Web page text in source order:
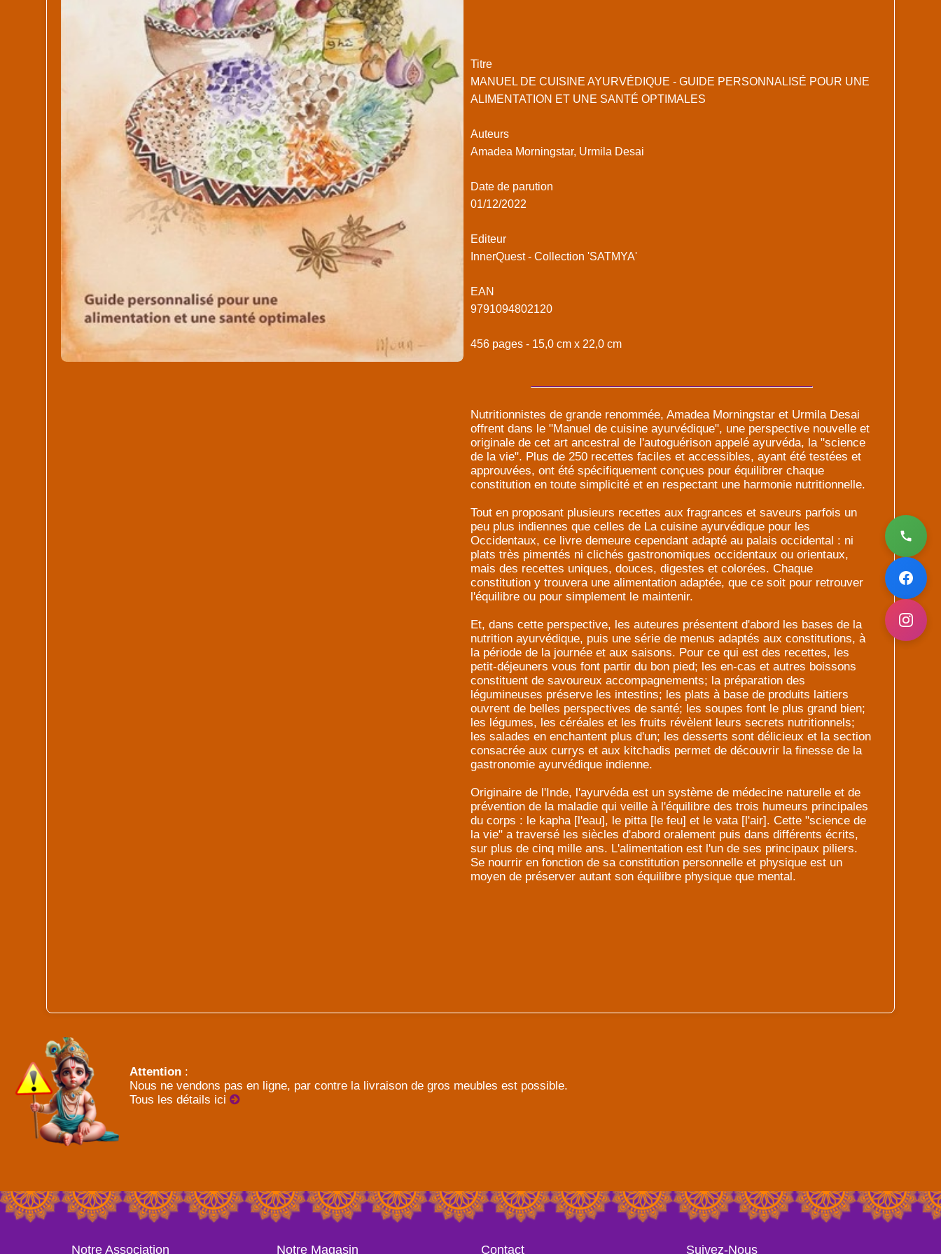
Titre
MANUEL DE CUISINE AYURVÉDIQUE - GUIDE PERSONNALISÉ POUR UNE
ALIMENTATION ET UNE SANTÉ OPTIMALES
Auteurs
Amadea Morningstar, Urmila Desai
Date de parution
01/12/2022
Editeur
InnerQuest - Collection 'SATMYA'
EAN
9791094802120
456 pages - 15,0 cm x 22,0 cm
Nutritionnistes de grande renommée, Amadea Morningstar et Urmila Desai
offrent dans le "Manuel de cuisine ayurvédique", une perspective nouvelle et
originale de cet art ancestral de l'autoguérison appelé ayurvéda, la "science
de la vie". Plus de 250 recettes faciles et accessibles, ayant été testées et
approuvées, ont été spécifiquement conçues pour équilibrer chaque
constitution en toute simplicité et en respectant une harmonie nutritionnelle.
Tout en proposant plusieurs recettes aux fragrances et saveurs parfois un
peu plus indiennes que celles de La cuisine ayurvédique pour les
Occidentaux, ce livre demeure cependant adapté au palais occidental : ni
plats très pimentés ni clichés gastronomiques occidentaux ou orientaux,
mais des recettes uniques, douces, digestes et colorées. Chaque
constitution y trouvera une alimentation adaptée, que ce soit pour retrouver
l'équilibre ou pour simplement le maintenir.
Et, dans cette perspective, les auteures présentent d'abord les bases de la
nutrition ayurvédique, puis une série de menus adaptés aux constitutions, à
la période de la journée et aux saisons. Pour ce qui est des recettes, les
petit-déjeuners vous font partir du bon pied; les en-cas et autres boissons
constituent de savoureux accompagnements; la préparation des
légumineuses préserve les intestins; les plats à base de produits laitiers
ouvrent de belles perspectives de santé; les soupes font le plus grand bien;
les légumes, les céréales et les fruits révèlent leurs secrets nutritionnels;
les salades en enchantent plus d'un; les desserts sont délicieux et la section
consacrée aux currys et aux kitchadis permet de découvrir la finesse de la
gastronomie ayurvédique indienne.
Originaire de l'Inde, l'ayurvéda est un système de médecine naturelle et de
prévention de la maladie qui veille à l'équilibre des trois humeurs principales
du corps : le kapha [l'eau], le pitta [le feu] et le vata [l'air]. Cette "science de
la vie" a traversé les siècles d'abord oralement puis dans différents écrits,
sur plus de cinq mille ans. L'alimentation est l'un de ses principaux piliers.
Se nourrir en fonction de sa constitution personnelle et physique est un
moyen de préserver autant son équilibre physique que mental.
Attention :
Nous ne vendons pas en ligne, par contre la livraison de gros meubles est possible.
Tous les détails ici
Notre Association Notre Magasin Contact Suivez-Nous